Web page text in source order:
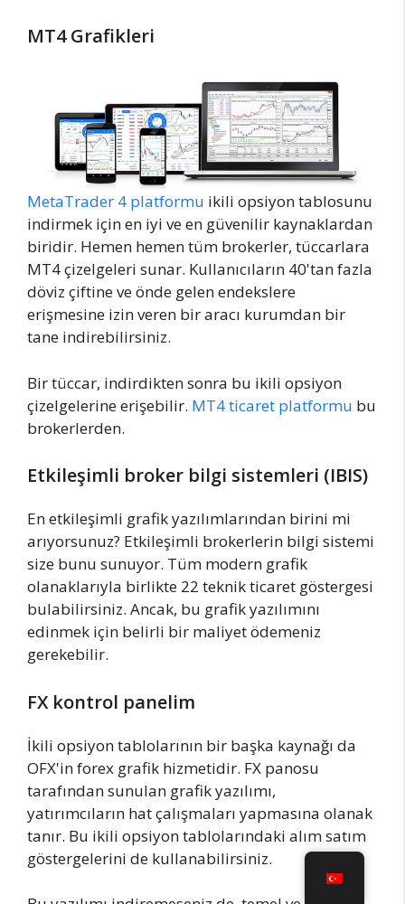
MT4 Grafikleri
MetaTrader 4 platformu ikili opsiyon tablosunu
indirmek için en iyi ve en güvenilir kaynaklardan
biridir. Hemen hemen tüm brokerler, tüccarlara
MT4 çizelgeleri sunar. Kullanıcıların 40'tan fazla
döviz çiftine ve önde gelen endekslere
erişmesine izin veren bir aracı kurumdan bir
tane indirebilirsiniz.
Bir tüccar, indirdikten sonra bu ikili opsiyon
çizelgelerine erişebilir. MT4 ticaret platformu bu
brokerlerden.
Etkileşimli broker bilgi sistemleri (IBIS)
En etkileşimli grafik yazılımlarından birini mi
arıyorsunuz? Etkileşimli brokerlerin bilgi sistemi
size bunu sunuyor. Tüm modern grafik
olanaklarıyla birlikte 22 teknik ticaret göstergesi
bulabilirsiniz. Ancak, bu grafik yazılımını
edinmek için belirli bir maliyet ödemeniz
gerekebilir.
FX kontrol panelim
İkili opsiyon tablolarının bir başka kaynağı da
OFX'in forex grafik hizmetidir. FX panosu
tarafından sunulan grafik yazılımı,
yatırımcıların hat çalışmaları yapmasına olanak
tanır. Bu ikili opsiyon tablolarındaki alım satım
göstergelerini de kullanabilirsiniz.